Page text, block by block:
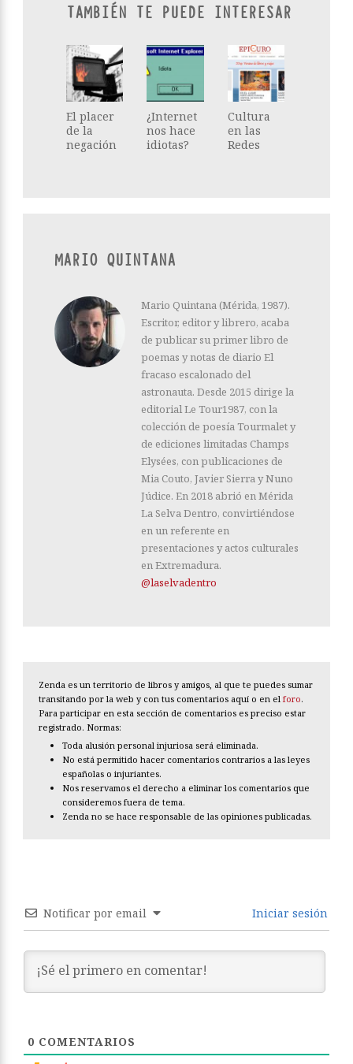
TAMBIÉN TE PUEDE INTERESAR
El placer
de la
negación
¿Internet
nos hace
idiotas?
Cultura
en las
Redes
MARIO QUINTANA
Mario Quintana (Mérida, 1987).
Escritor, editor y librero, acaba
de publicar su primer libro de
poemas y notas de diario El
fracaso escalonado del
astronauta. Desde 2015 dirige la
editorial Le Tour1987, con la
colección de poesía Tourmalet y
de ediciones limitadas Champs
Elysées, con publicaciones de
Mia Couto, Javier Sierra y Nuno
Júdice. En 2018 abrió en Mérida
La Selva Dentro, convirtiéndose
en un referente en
presentaciones y actos culturales
en Extremadura.
@laselvadentro
Zenda es un territorio de libros y amigos, al que te puedes sumar
transitando por la web y con tus comentarios aquí o en el foro.
Para participar en esta sección de comentarios es preciso estar
registrado. Normas:
Toda alusión personal injuriosa será eliminada.
No está permitido hacer comentarios contrarios a las leyes
españolas o injuriantes.
Nos reservamos el derecho a eliminar los comentarios que
consideremos fuera de tema.
Zenda no se hace responsable de las opiniones publicadas.
Notificar por email Iniciar sesión
0 COMENTARIOS